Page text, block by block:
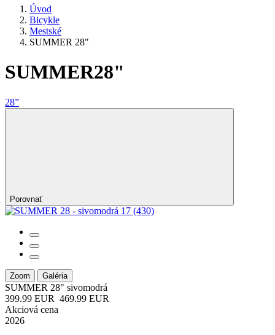
Úvod
Bicykle
Mestské
SUMMER 28"
SUMMER28"
28”
Porovnať
Zoom Galéria
SUMMER 28" sivomodrá
399.99 EUR 469.99 EUR
Akciová cena
2026